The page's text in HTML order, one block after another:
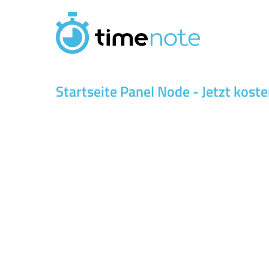
Startseite Panel Node - Jetzt